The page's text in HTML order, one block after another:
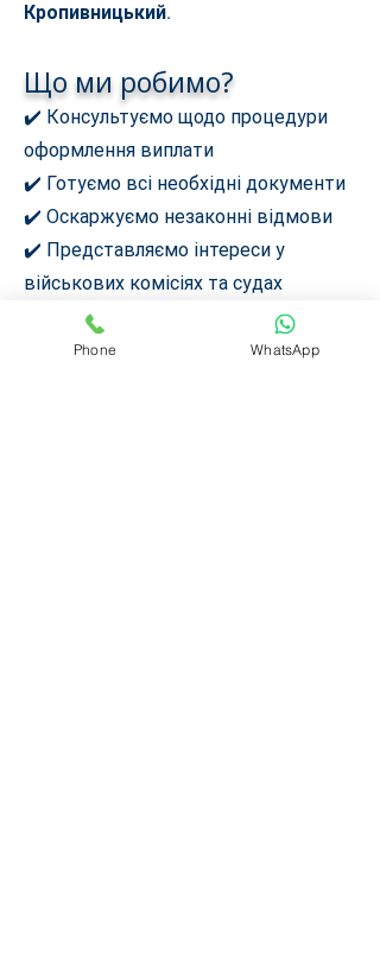
Кропивницький.
Що ми робимо?
✔️ Консультуємо щодо процедури
оформлення виплати
✔️ Готуємо всі необхідні документи
✔️ Оскаржуємо незаконні відмови
✔️ Представляємо інтереси у
військових комісіях та судах
✔️ Контролюємо виконання рішення
про виплату
Phone WhatsApp